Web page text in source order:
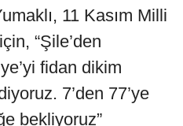
11 Kasım Milli
“Şile’den
fidan dikim
7’den 77’ye
bekliyoruz”